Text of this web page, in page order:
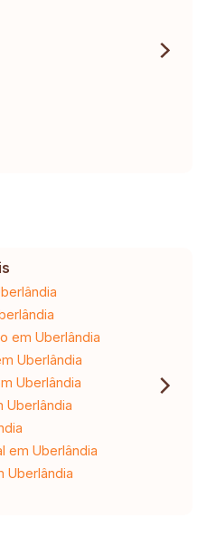
em Uberlândia
Uberlândia
Uberlândia
Uberlândia
em Uberlândia
Uberlândia